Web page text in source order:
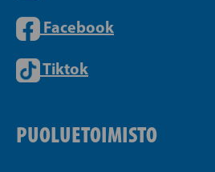
Facebook
Tiktok
PUOLUETOIMISTO